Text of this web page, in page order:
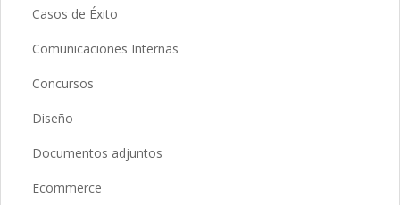
Casos de Éxito
Comunicaciones Internas
Concursos
Diseño
Documentos adjuntos
Ecommerce